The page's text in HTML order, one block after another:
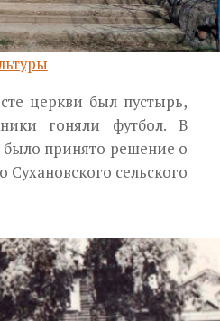
церкви был пустырь,
гоняли футбол. В
было принято решение о
Сухановского сельского